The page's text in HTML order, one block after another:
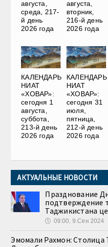
августа,
среда, 217-
й день
2026 года
августа,
вторник,
216-й день
2026 года
КАЛЕНДАРЬ
НИАТ
«ХОВАР»:
сегодня 1
августа,
суббота,
213-й день
2026 года
КАЛЕНДАРЬ
НИАТ
«ХОВАР»:
сегодня 31
июля,
пятница,
212-й день
2026 года
АКТУАЛЬНЫЕ НОВОСТИ
Празднование
подтверждение
Таджикистана
🕔 09:00, 9.Сен 2024
Эмомали Рахмон: Столица